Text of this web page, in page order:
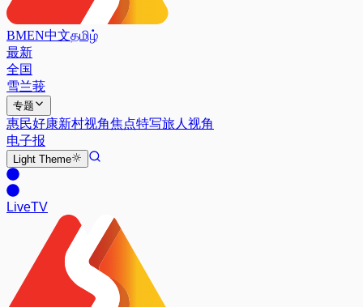
BMEN中文தமிழ்
最新
全国
雪兰莪
专题
惠民好康新村视角焦点特写旅人视角
电子报
Light Theme
LiveTV